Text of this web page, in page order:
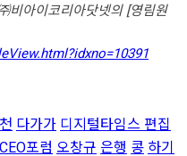
비아이코리아닷넷의 [영림원
다가가디지털타임스 편집
포럼오창규은행콩하기